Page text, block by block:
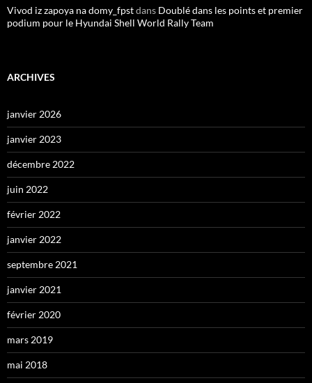
Vivod iz zapoya na domy_fpstdans Doublé dans les points et premier
podium pour le Hyundai Shell World Rally Team
ARCHIVES
janvier 2026
janvier 2023
décembre 2022
juin 2022
février 2022
janvier 2022
septembre 2021
janvier 2021
février 2020
mars 2019
mai 2018